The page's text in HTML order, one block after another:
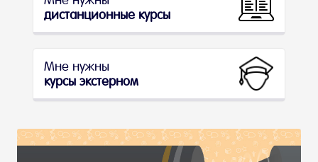
дистанционные курсы
Мне нужны
курсы экстерном